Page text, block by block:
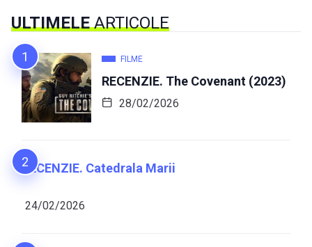
ULTIMELEARTICOLE
FILME
RECENZIE. The Covenant (2023)
28/02/2026
RECENZIE. Catedrala Marii
24/02/2026